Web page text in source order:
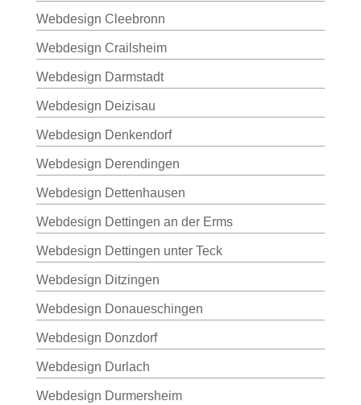
Webdesign Cleebronn
Webdesign Crailsheim
Webdesign Darmstadt
Webdesign Deizisau
Webdesign Denkendorf
Webdesign Derendingen
Webdesign Dettenhausen
Webdesign Dettingen an der Erms
Webdesign Dettingen unter Teck
Webdesign Ditzingen
Webdesign Donaueschingen
Webdesign Donzdorf
Webdesign Durlach
Webdesign Durmersheim